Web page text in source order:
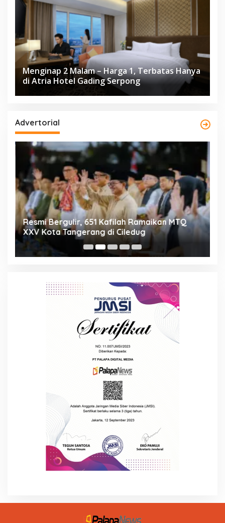
Menginap 2 Malam – Harga 1, Terbatas Hanya
di Atria Hotel Gading Serpong
Advertorial
Resmi Bergulir, 651 Kafilah Ramaikan MTQ
XXV Kota Tangerang di Ciledug